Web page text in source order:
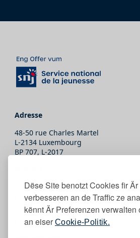
Dëse Site benotzt Cookies fir
verbesseren an de Traffic ze
kënnt Är Preferenzen verwalten
an eiser Cookie-Politik.
Adresse
48-50 rue Charles Martel
L-2134 Luxembourg
BP 707, L-2017
(+352) 247-86465
secretariat@snj.lu
Follow eis